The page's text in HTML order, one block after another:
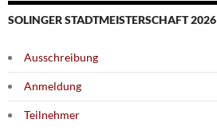
SOLINGER STADTMEISTERSCHAFT 2026
Ausschreibung
Anmeldung
Teilnehmer